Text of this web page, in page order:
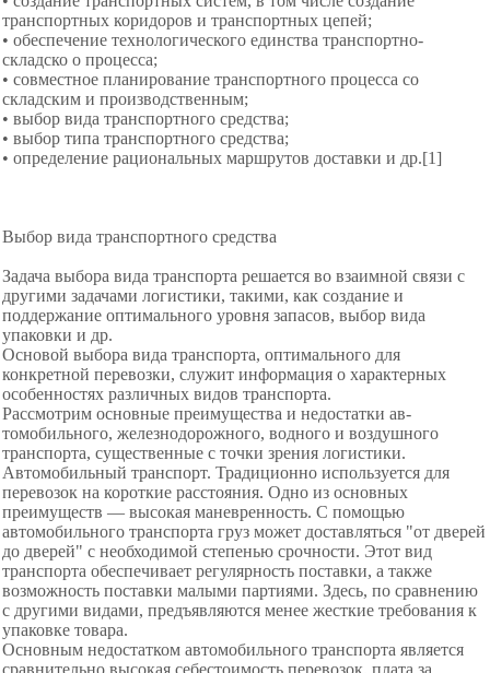
транспортных коридоров и транспортных цепей;
• обеспечение технологического единства транспортно-
складско о процесса;
• совместное планирование транспортного процесса со
складским и производственным;
• выбор вида транспортного средства;
• выбор типа транспортного средства;
• определение рациональных маршрутов доставки и др.[1]
Выбор вида транспортного средства
Задача выбора вида транспорта решается во взаимной связи с
другими задачами логистики, такими, как создание и
поддержание оптимального уровня запасов, выбор вида
упаковки и др.
Основой выбора вида транспорта, оптимального для
конкретной перевозки, служит информация о характерных
особенностях различных видов транспорта.
Рассмотрим основные преимущества и недостатки ав­
томобильного, железнодорожного, водного и воздушного
транспорта, существенные с точки зрения логистики.
Автомобильный транспорт. Традиционно использует­ся для
перевозок на короткие расстояния. Одно из основ­ных
преимуществ — высокая маневренность. С помощью
автомобильного транспорта груз может доставляться "от дверей
до дверей" с необходимой степенью срочности. Этот вид
транспорта обеспечивает регулярность поставки, а так­же
возможность поставки малыми партиями. Здесь, по срав­нению
с другими видами, предъявляются менее жесткие требования к
упаковке товара.
Основным недостатком автомобильного транспорта яв­ляется
сравнительно высокая себестоимость перевозок, плата за